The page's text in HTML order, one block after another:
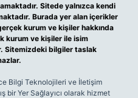
Sitede yalnızca kendi
Burada yer alan içerikler
kurum ve kişiler hakkında
kurum ve kişiler ile isim
Sitemizdeki bilgiler taslak
Bilgi Teknolojileri ve İletişim
bir Yer Sağlayıcı olarak hizmet